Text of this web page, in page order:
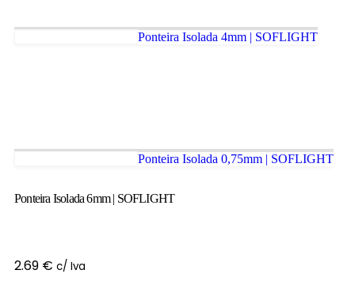
Ponteira Isolada 4mm | SOFLIGHT
Ponteira Isolada 0,75mm | SOFLIGHT
Ponteira Isolada 6mm | SOFLIGHT
2.69 € c/ Iva